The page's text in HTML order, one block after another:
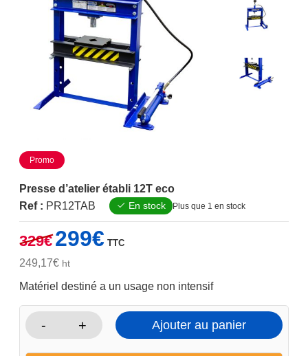
Promo
Presse d’atelier établi 12T eco
Ref : PR12TAB En stock Plus que 1 en stock
329€
Le
prix
initial
299€prix
TTC
249,17€ht
Matériel destiné a un usage non intensif
-
quantité
+ Ajouter au panier